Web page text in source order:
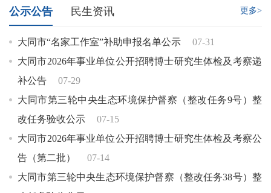
公示公告 民生资讯 更多>
大同市“名家工作室”补助申报名单公示
07-31
大同市2026年事业单位公开招聘博士研究生体检及考察递
补公告
07-29
大同市第三轮中央生态环境保护督察（整改任务9号）整
改任务验收公示
07-15
大同市2026年事业单位公开招聘博士研究生体检及考察公
告（第二批）
07-14
大同市第三轮中央生态环境保护督察（整改任务38号）整